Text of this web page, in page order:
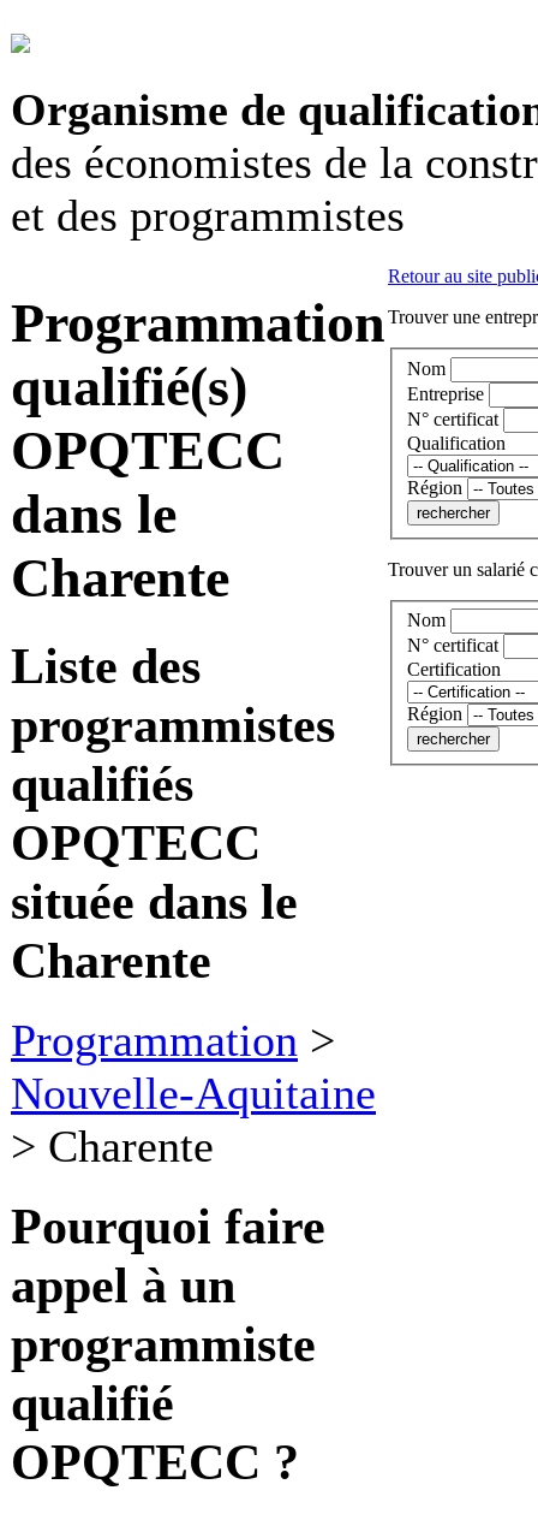
Organisme de
des économistes de la
et des programmistes
Programmation
qualifié(s)
OPQTECC
dans le
Charente
Liste des
programmistes
qualifiés
OPQTECC
située dans le
Charente
Programmation >
Nouvelle-Aquitaine
> Charente
Pourquoi faire
appel à un
programmiste
qualifié
OPQTECC ?
Retour au site
Trouver une
Nom
Entreprise
N° certificat
Qualification
Région
Trouver un salarié
Nom
N° certificat
Certification
Région